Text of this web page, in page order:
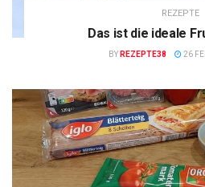
REZEPTE
Das ist die ideale
BY REZEPTE38 26